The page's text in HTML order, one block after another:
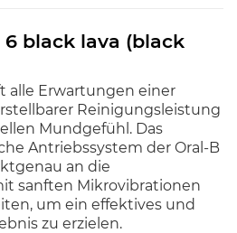
6 black lava (black
alle Erwartungen einer
Reinigungsleistung
Mundgefühl. Das
Antriebssystem der Oral-B
an die
sanften Mikrovibrationen
um ein effektives und
zu erzielen.